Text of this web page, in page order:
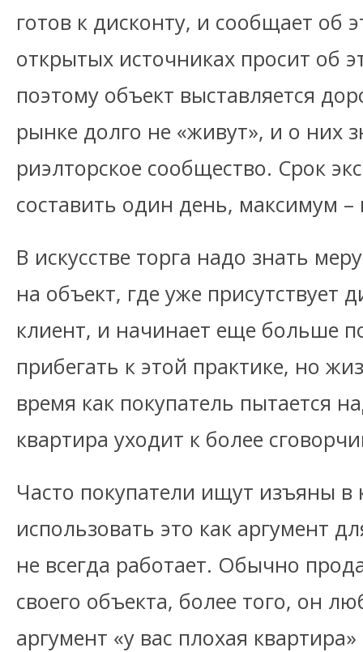
готов к дисконту, и сообщает об
открытых источниках просит об
поэтому объект выставляется
рынке долго не «живут», и о них
риэлторское сообщество. Срок
составить один день, максимум
В искусстве торга надо знать
на объект, где уже присутствует
клиент, и начинает еще больше
прибегать к этой практике, но
время как покупатель пытается
квартира уходит к более
Часто покупатели ищут изъяны в
использовать это как аргумент
не всегда работает. Обычно
своего объекта, более того, он
аргумент «у вас плохая